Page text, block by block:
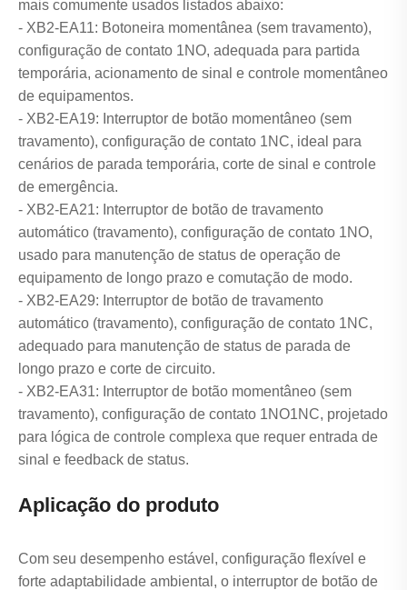
mais comumente usados ​​listados abaixo:
- XB2-EA11: Botoneira momentânea (sem travamento),
configuração de contato 1NO, adequada para partida
temporária, acionamento de sinal e controle momentâneo
de equipamentos.
- XB2-EA19: Interruptor de botão momentâneo (sem
travamento), configuração de contato 1NC, ideal para
cenários de parada temporária, corte de sinal e controle
de emergência.
- XB2-EA21: Interruptor de botão de travamento
automático (travamento), configuração de contato 1NO,
usado para manutenção de status de operação de
equipamento de longo prazo e comutação de modo.
- XB2-EA29: Interruptor de botão de travamento
automático (travamento), configuração de contato 1NC,
adequado para manutenção de status de parada de
longo prazo e corte de circuito.
- XB2-EA31: Interruptor de botão momentâneo (sem
travamento), configuração de contato 1NO1NC, projetado
para lógica de controle complexa que requer entrada de
sinal e feedback de status.
Aplicação do produto
Com seu desempenho estável, configuração flexível e
forte adaptabilidade ambiental, o interruptor de botão de